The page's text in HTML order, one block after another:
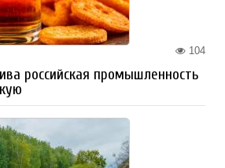
104
российская промышленность